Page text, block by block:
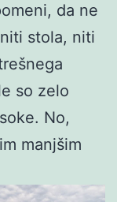
da ne
stola, niti
so zelo
No,
manjšim